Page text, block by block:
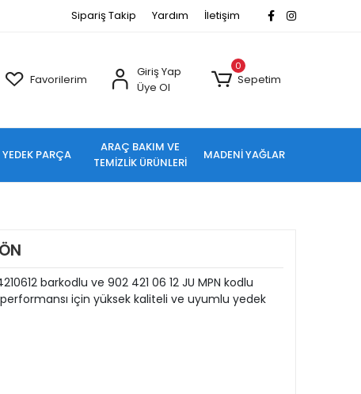
Sipariş Takip Yardım İletişim
Favorilerim
Giriş Yap
Üye Ol
0
Sepetim
YEDEK PARÇA
ARAÇ BAKIM VE
TEMİZLİK ÜRÜNLERİ
MADENİ YAĞLAR
barkodlu ve 902 421 06 12 JU MPN kodlu
için yüksek kaliteli ve uyumlu yedek